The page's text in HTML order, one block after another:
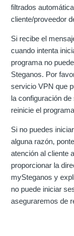
filtrados
cliente/proveedor
Si recibe el
cuando intenta
programa no
Steganos. Por
servicio VPN que
la configuración
reinicie el
Si no puedes
alguna razón,
atención al cliente
proporcionar la
mySteganos y
no puede iniciar
aseguraremos de